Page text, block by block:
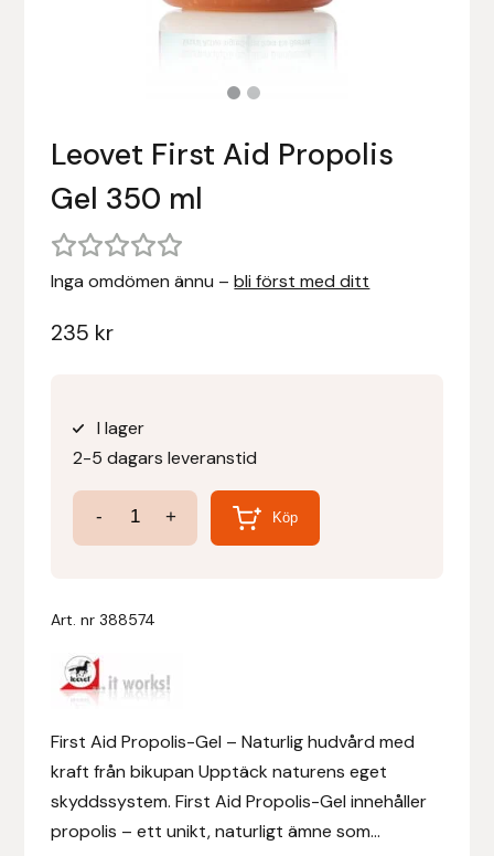
Leovet First Aid Propolis
Gel 350 ml
Inga omdömen ännu –bli först med ditt
235 kr
I lager
2-5 dagars leveranstid
-
Leovet
First
ml
+ Köp
Art. nr388574
First Aid Propolis-Gel – Naturlig hudvård med
kraft från bikupan Upptäck naturens eget
skyddssystem. First Aid Propolis-Gel innehåller
propolis – ett unikt, naturligt ämne som...
Träning och longering
Ridbyxor, kjolar, overaller mm
Ridjackor, kappor, västar mm
Ridskor och ridstövlar
Tävlingskavajer och blusar
Boett
Bomber Bits
Bucas
Catago Equestrian
Charles Owen
Denni Design
Draupnir
E.A. Mattes
Eclipse Biofarmab